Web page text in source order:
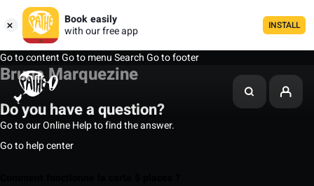
Book easily
with our free app
INSTALL
Go to contentGo to menuSearchGo to footer
Bruna Marquezine
Do you have a question?
Go to our Online Help to find the answer.
Go to help center